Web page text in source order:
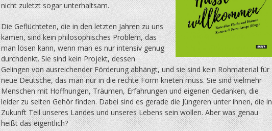
nicht zuletzt sogar unterhaltsam.
Die Geflüchteten, die in den letzten Jahren zu uns
kamen, sind kein philosophisches Problem, das
man lösen kann, wenn man es nur intensiv genug
durchdenkt. Sie sind kein Projekt, dessen
Gelingen von ausreichender Förderung abhängt, und sie sind kein Rohmaterial für
neue Deutsche, das man nur in die rechte Form kneten muss. Sie sind vielmehr
Menschen mit Hoffnungen, Träumen, Erfahrungen und eigenen Gedanken, die
leider zu selten Gehör finden. Dabei sind es gerade die Jüngeren unter ihnen, die in
Zukunft Teil unseres Landes und unseres Lebens sein wollen. Aber was genau
heißt das eigentlich?